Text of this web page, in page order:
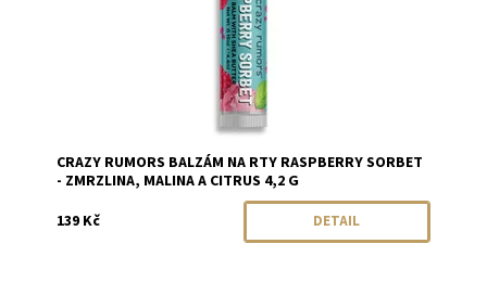
CRAZY RUMORS BALZÁM NA RTY RASPBERRY SORBET
- ZMRZLINA, MALINA A CITRUS 4,2 G
139 Kč
DETAIL